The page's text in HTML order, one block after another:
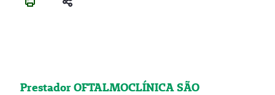
Prestador OFTALMOCLÍNICA SÃO